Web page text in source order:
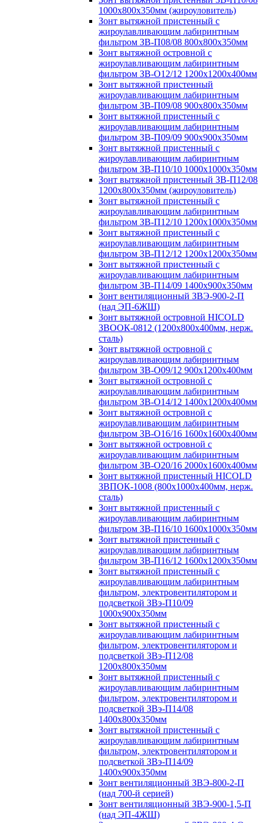
1000х800х350мм (жироуловитель)
Зонт вытяжной пристенный с
жироулавливающим лабиринтным
фильтром ЗВ-П08/08 800х800х350мм
Зонт вытяжной островной с
жироулавливающим лабиринтным
фильтром ЗВ-О12/12 1200х1200х400мм
Зонт вытяжной пристенный
жироулавливающим лабиринтным
фильтром ЗВ-П09/08 900х800х350мм
Зонт вытяжной пристенный с
жироулавливающим лабиринтным
фильтром ЗВ-П09/09 900х900х350мм
Зонт вытяжной пристенный с
жироулавливающим лабиринтным
фильтром ЗВ-П10/10 1000х1000х350мм
Зонт вытяжной пристенный ЗВ-П12/08
1200х800х350мм (жироуловитель)
Зонт вытяжной пристенный с
жироулавливающим лабиринтным
фильтром ЗВ-П12/10 1200х1000х350мм
Зонт вытяжной пристенный с
жироулавливающим лабиринтным
фильтром ЗВ-П12/12 1200х1200х350мм
Зонт вытяжной пристенный с
жироулавливающим лабиринтным
фильтром ЗВ-П14/09 1400х900х350мм
Зонт вентиляционный ЗВЭ-900-2-П
(над ЭП-6ЖШ)
Зонт вытяжной островной HICOLD
ЗВООК-0812 (1200х800x400мм, нерж.
сталь)
Зонт вытяжной островной с
жироулавливающим лабиринтным
фильтром ЗВ-О09/12 900х1200х400мм
Зонт вытяжной островной с
жироулавливающим лабиринтным
фильтром ЗВ-О14/12 1400х1200х400мм
Зонт вытяжной островной с
жироулавливающим лабиринтным
фильтром ЗВ-О16/16 1600х1600х400мм
Зонт вытяжной островной с
жироулавливающим лабиринтным
фильтром ЗВ-О20/16 2000х1600х400мм
Зонт вытяжной пристенный HICOLD
ЗВПОК-1008 (800х1000х400мм, нерж.
сталь)
Зонт вытяжной пристенный с
жироулавливающим лабиринтным
фильтром ЗВ-П16/10 1600х1000х350мм
Зонт вытяжной пристенный с
жироулавливающим лабиринтным
фильтром ЗВ-П16/12 1600х1200х350мм
Зонт вытяжной пристенный с
жироулавливающим лабиринтным
фильтром, электровентилятором и
подсветкой ЗВэ-П10/09
1000х900х350мм
Зонт вытяжной пристенный с
жироулавливающим лабиринтным
фильтром, электровентилятором и
подсветкой ЗВэ-П12/08
1200х800х350мм
Зонт вытяжной пристенный с
жироулавливающим лабиринтным
фильтром, электровентилятором и
подсветкой ЗВэ-П14/08
1400х800х350мм
Зонт вытяжной пристенный с
жироулавливающим лабиринтным
фильтром, электровентилятором и
подсветкой ЗВэ-П14/09
1400х900х350мм
Зонт вентиляционный ЗВЭ-800-2-П
(над 700-й серией)
Зонт вентиляционный ЗВЭ-900-1,5-П
(над ЭП-4ЖШ)